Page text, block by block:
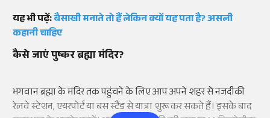
यह भी पढ़ें:बैसाखी मनाते तो हैं लेकिन क्यों यह पता है? असली
कहानी चाहिए
कैसे जाएं पुष्कर ब्रह्मा मंदिर?
भगवान ब्रह्मा के मंदिर तक पहुंचने के लिए आप अपने शहर से नजदीकी
रेलवे स्टेशन, एयरपोर्ट या बस स्टैंड से यात्रा शुरू कर सकते हैं। इसके बाद